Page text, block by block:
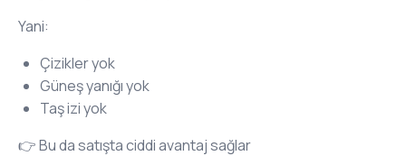
Yani:
Çizikler yok
Güneş yanığı yok
Taş izi yok
👉 Bu da satışta ciddi avantaj sağlar